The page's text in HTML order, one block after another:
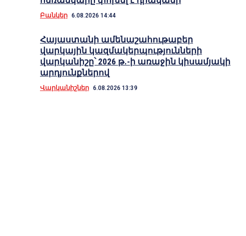
Բանկեր 6.08.2026 14:44
Հայաստանի ամենաշահութաբեր
վարկային կազմակերպությունների
վարկանիշը՝ 2026 թ.-ի առաջին կիսամյակի
արդյունքներով
Վարկանիշներ 6.08.2026 13:39